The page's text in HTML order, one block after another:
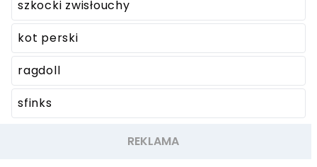
szkocki zwisłouchy
kot perski
ragdoll
sfinks